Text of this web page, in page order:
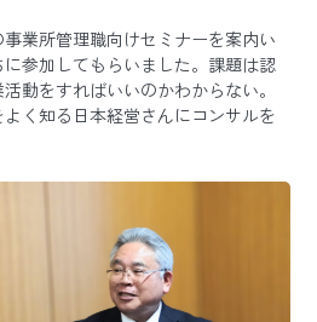
業所管理職向けセミナーを案内い
参加してもらいました。課題は認
動をすればいいのかわからない。
く知る日本経営さんにコンサルを